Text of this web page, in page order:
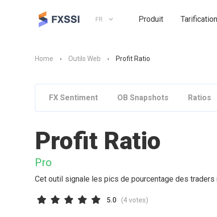
FR Produit Tarification
Home Outils Web Profit Ratio
FX Sentiment OB Snapshots Ratios
Profit Ratio
Pro
Cet outil signale les pics de pourcentage des traders
5.0 (4votes)